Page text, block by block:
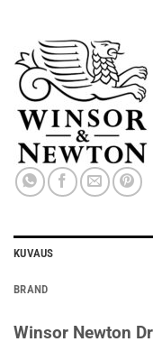
KUVAUS
BRAND
Winsor Newton